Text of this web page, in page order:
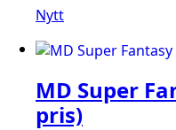
Nytt
MD Super
pris)